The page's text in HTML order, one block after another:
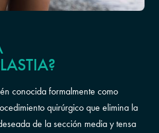
conocida formalmente como
quirúrgico que elimina la
de la sección media y tensa